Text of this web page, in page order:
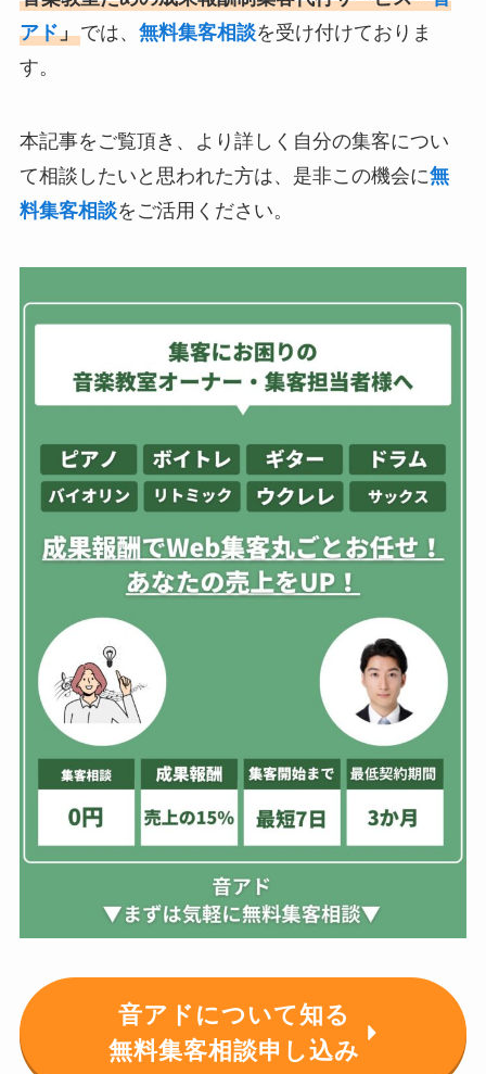
アド」では、 無料集客相談を受け付けておりま
す。
本記事をご覧頂き、より詳しく自分の集客につい
て相談したいと思われた方は、是非この機会に無
料集客相談をご活用ください。
音アドについて知る
無料集客相談申し込み